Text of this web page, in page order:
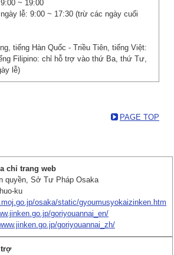
~ 19:00
lễ: 9:00 ~ 17:30 (trừ các ngày cuối
tiếng Hàn Quốc - Triều Tiên, tiếng Việt:
Filipino: chỉ hỗ trợ vào thứ Ba, thứ Tư,
lễ)
PAGE TOP
quyền, Sở Tư Pháp Osaka
ku
osaka/static/gyoumusyokaizinken.htm
goriyouannai_en/
goriyouannai_zh/